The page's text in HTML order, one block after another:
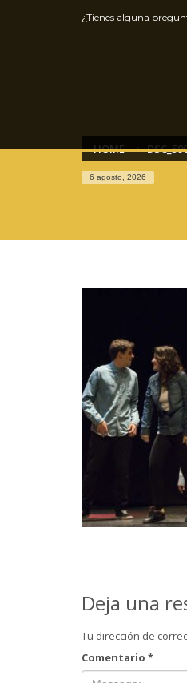
¿Tienes alguna
HOME
6 agosto, 2026
Deja una
Tu dirección de
Comentario *